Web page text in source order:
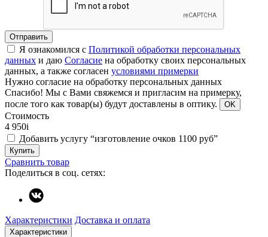
Отправить
Я ознакомился с Политикой обработки персональных
данных и даю Согласие на обработку своих персональных
данных, а также согласен условиями примерки
Нужно согласие на обработку персональных данных
Спасибо! Мы с Вами свяжемся и пригласим на примерку,
после того как товар(ы) будут доставлены в оптику.
OK
Стоимость
4 950i
Добавить услугу “изготовление очков 1100 руб”
Купить
Сравнить товар
Поделиться в соц. сетях:
Характеристики Доставка и оплата
Характеристики